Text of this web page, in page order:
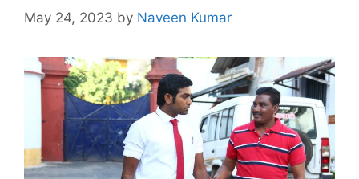
May 24, 2023 by Naveen Kumar